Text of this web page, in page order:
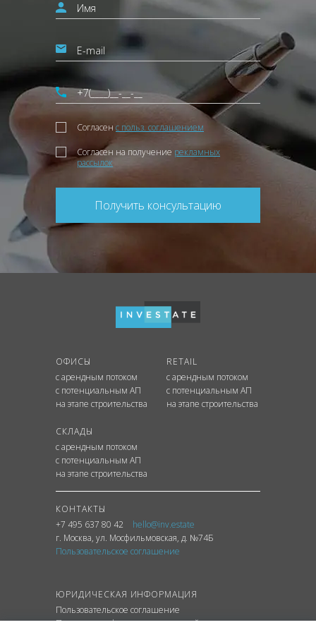
Согласен с польз. соглашением
Согласен на получение рекламных
рассылок
Получить консультацию
ОФИСЫ
с арендным потоком
с потенциальным АП
на этапе строительства
RETAIL
с арендным потоком
с потенциальным АП
на этапе строительства
СКЛАДЫ
с арендным потоком
с потенциальным АП
на этапе строительства
КОНТАКТЫ
+7 495 637 80 42
hello@inv.estate
г. Москва, ул. Мосфильмовская, д. №74Б
Пользовательское соглашение
ЮРИДИЧЕСКАЯ ИНФОРМАЦИЯ
Пользовательское соглашение
Политика конфиденциальности сайта